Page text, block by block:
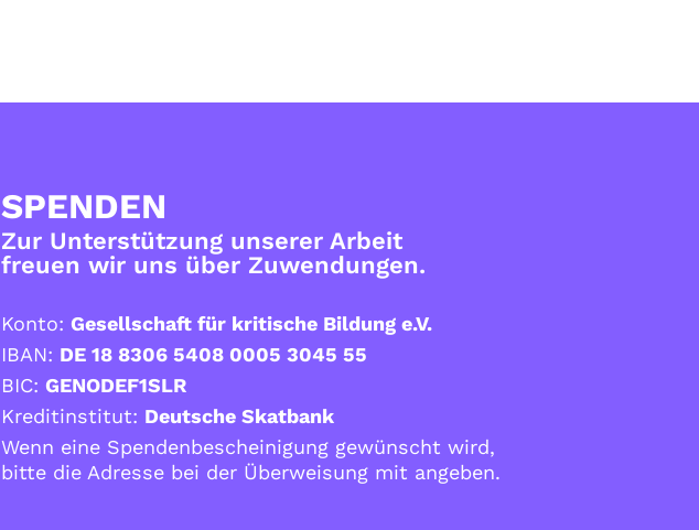
SPENDEN
Zur Unterstützung unserer Arbeit
freuen wir uns über Zuwendungen.
Konto: Gesellschaft für kritische Bildung e.V.
IBAN: DE 18 8306 5408 0005 3045 55
BIC: GENODEF1SLR
Kreditinstitut: Deutsche Skatbank
Wenn eine Spendenbescheinigung gewünscht wird,
bitte die Adresse bei der Überweisung mit angeben.